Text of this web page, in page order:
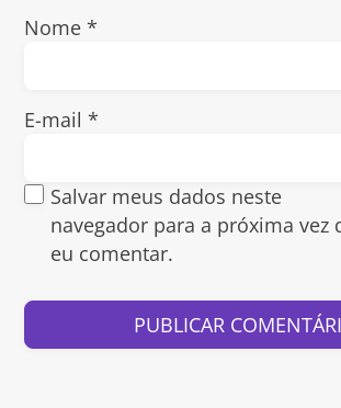
Nome*
E-mail*
Salvar meus dados neste
navegador para a próxima vez
eu comentar.